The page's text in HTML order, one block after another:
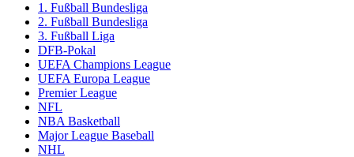
1. Fußball Bundesliga
2. Fußball Bundesliga
3. Fußball Liga
DFB-Pokal
UEFA Champions League
UEFA Europa League
Premier League
NFL
NBA Basketball
Major League Baseball
NHL